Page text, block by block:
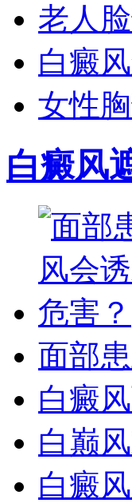
老人
白癜
女性
白癜风
面部
白癜
白巅
白癜